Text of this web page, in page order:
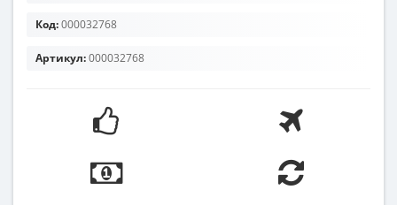
Код:000032768
Артикул:000032768